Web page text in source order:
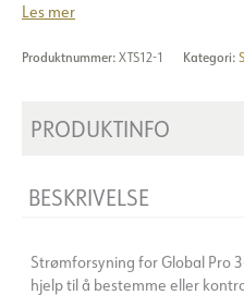
Les mer
Produktnummer: XTS12-1 Kategori:
PRODUKTINFO
BESKRIVELSE
Strømforsyning for Global Pro
hjelp til å bestemme eller